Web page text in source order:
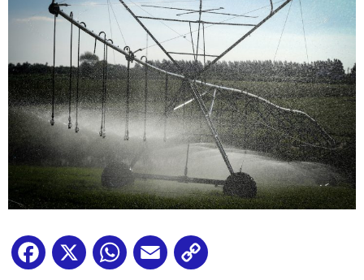
Facebook
X WhatsApp
Email